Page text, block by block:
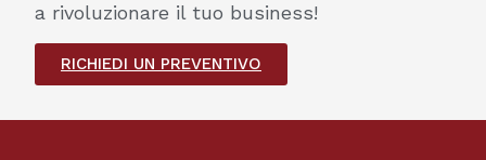
a rivoluzionare il tuo business!
RICHIEDI UN PREVENTIVO